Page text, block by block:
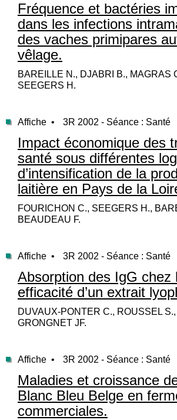
Fréquence et bactéries
dans les infections
des vaches primipares
vêlage.
BAREILLE N., DJABRI B., MAGRAS
SEEGERS H.
Affiche • 3R 2002 - Séance : Santé
Impact économique des
santé sous différentes
d’intensification de la
laitière en Pays de la
FOURICHON C., SEEGERS H.,
BEAUDEAU F.
Affiche • 3R 2002 - Séance : Santé
Absorption des IgG chez
efficacité d’un extrait
DUVAUX-PONTER C., ROUSSEL S.,
GRONGNET JF.
Affiche • 3R 2002 - Séance : Santé
Maladies et croissance
Blanc Bleu Belge en
commerciales.